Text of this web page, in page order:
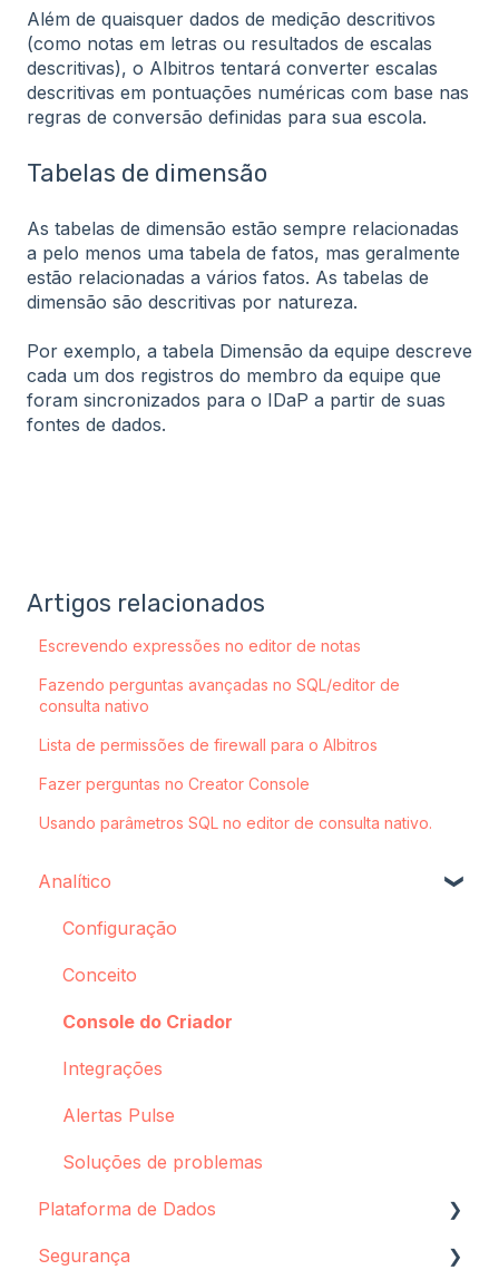
Além de quaisquer dados de medição descritivos
(como notas em letras ou resultados de escalas
descritivas), o Albitros tentará converter escalas
descritivas em pontuações numéricas com base nas
regras de conversão definidas para sua escola.
Tabelas de dimensão
As tabelas de dimensão estão sempre relacionadas
a pelo menos uma tabela de fatos, mas geralmente
estão relacionadas a vários fatos. As tabelas de
dimensão são descritivas por natureza.
Por exemplo, a tabela Dimensão da equipe descreve
cada um dos registros do membro da equipe que
foram sincronizados para o IDaP a partir de suas
fontes de dados.
Artigos relacionados
Escrevendo expressões no editor de notas
Fazendo perguntas avançadas no SQL/editor de
consulta nativo
Lista de permissões de firewall para o Albitros
Fazer perguntas no Creator Console
Usando parâmetros SQL no editor de consulta nativo.
Analítico
Configuração
Conceito
Console do Criador
Integrações
Alertas Pulse
Soluções de problemas
Plataforma de Dados
Configuração de fonte de dados
Segurança